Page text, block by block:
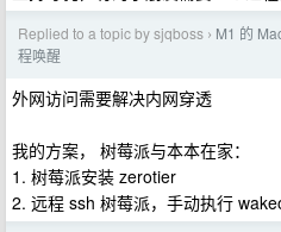
Replied to a topic by sjqboss › M1 的
程唤醒
外网访问需要解决内网穿透
我的方案， 树莓派与本本在家：
1. 树莓派安装 zerotier
2. 远程 ssh 树莓派，手动执行